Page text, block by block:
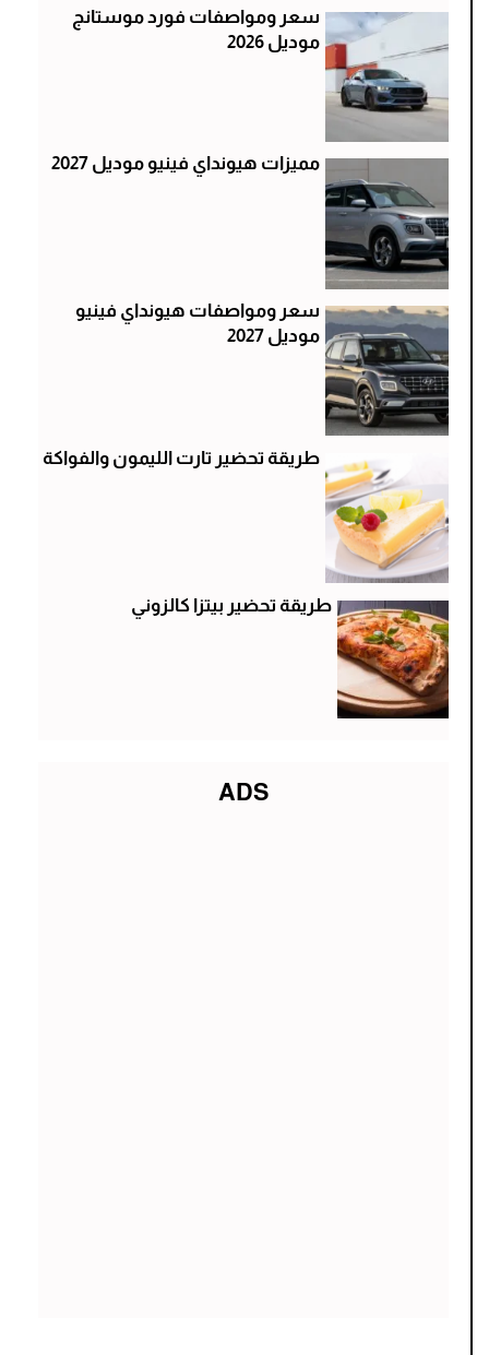
سعر ومواصفات فورد موستانج
موديل 2026
مميزات هيونداي فينيو موديل 2027
سعر ومواصفات هيونداي فينيو
موديل 2027
طريقة تحضير تارت الليمون والفواكة
طريقة تحضير بيتزا كالزوني
ADS